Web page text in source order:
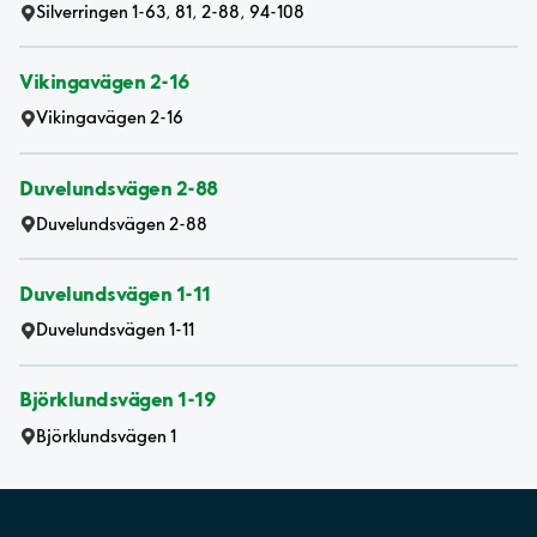
Silverringen 1-63, 81, 2-88, 94-108
Vikingavägen 2-16
Vikingavägen 2-16
Duvelundsvägen 2-88
Duvelundsvägen 2-88
Duvelundsvägen 1-11
Duvelundsvägen 1-11
Björklundsvägen 1-19
Björklundsvägen 1